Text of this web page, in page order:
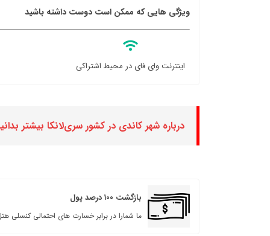
ویژگی هایی که ممکن است دوست داشته باشید
اینترنت وای فای در محیط اشتراکی
درباره شهر کاندی در کشور سری‌لانکا بیشتر
بازگشت ۱۰۰ درصد پول
ما شمارا در برابر خسارت های احتمالی کنسلی